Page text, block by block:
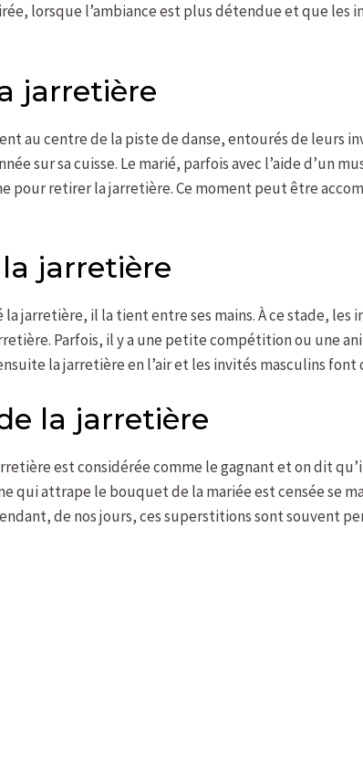
lorsque l’ambiance est plus détendue et que
jarretière
au centre de la piste de danse, entourés de leurs
sur sa cuisse. Le marié, parfois avec l’aide d’un
pour retirer la jarretière. Ce moment peut être
jarretière
jarretière, il la tient entre ses mains. À ce stade,
Parfois, il y a une petite compétition ou une
la jarretière en l’air et les invités masculins
la jarretière
est considérée comme le gagnant et on dit
qui attrape le bouquet de la mariée est censée se
de nos jours, ces superstitions sont souvent